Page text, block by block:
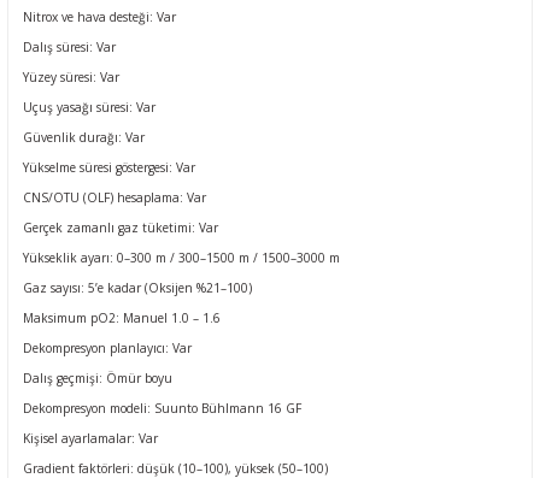
Nitrox ve hava desteği: Var
Dalış süresi: Var
Yüzey süresi: Var
Uçuş yasağı süresi: Var
Güvenlik durağı: Var
Yükselme süresi göstergesi: Var
CNS/OTU (OLF) hesaplama: Var
Gerçek zamanlı gaz tüketimi: Var
Yükseklik ayarı: 0–300 m / 300–1500 m / 1500–3000 m
Gaz sayısı: 5’e kadar (Oksijen %21–100)
Maksimum pO2: Manuel 1.0 – 1.6
Dekompresyon planlayıcı: Var
Dalış geçmişi: Ömür boyu
Dekompresyon modeli: Suunto Bühlmann 16 GF
Kişisel ayarlamalar: Var
Gradient faktörleri: düşük (10–100), yüksek (50–100)